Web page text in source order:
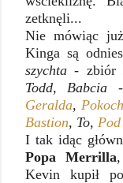
zetknęli...
Nie mówiąc
Kinga są
szychta - zbiór
Todd, Babcia
Geralda,
Bastion, To, Pod
I tak idąc
Popa Merrilla,
Kevin kupił